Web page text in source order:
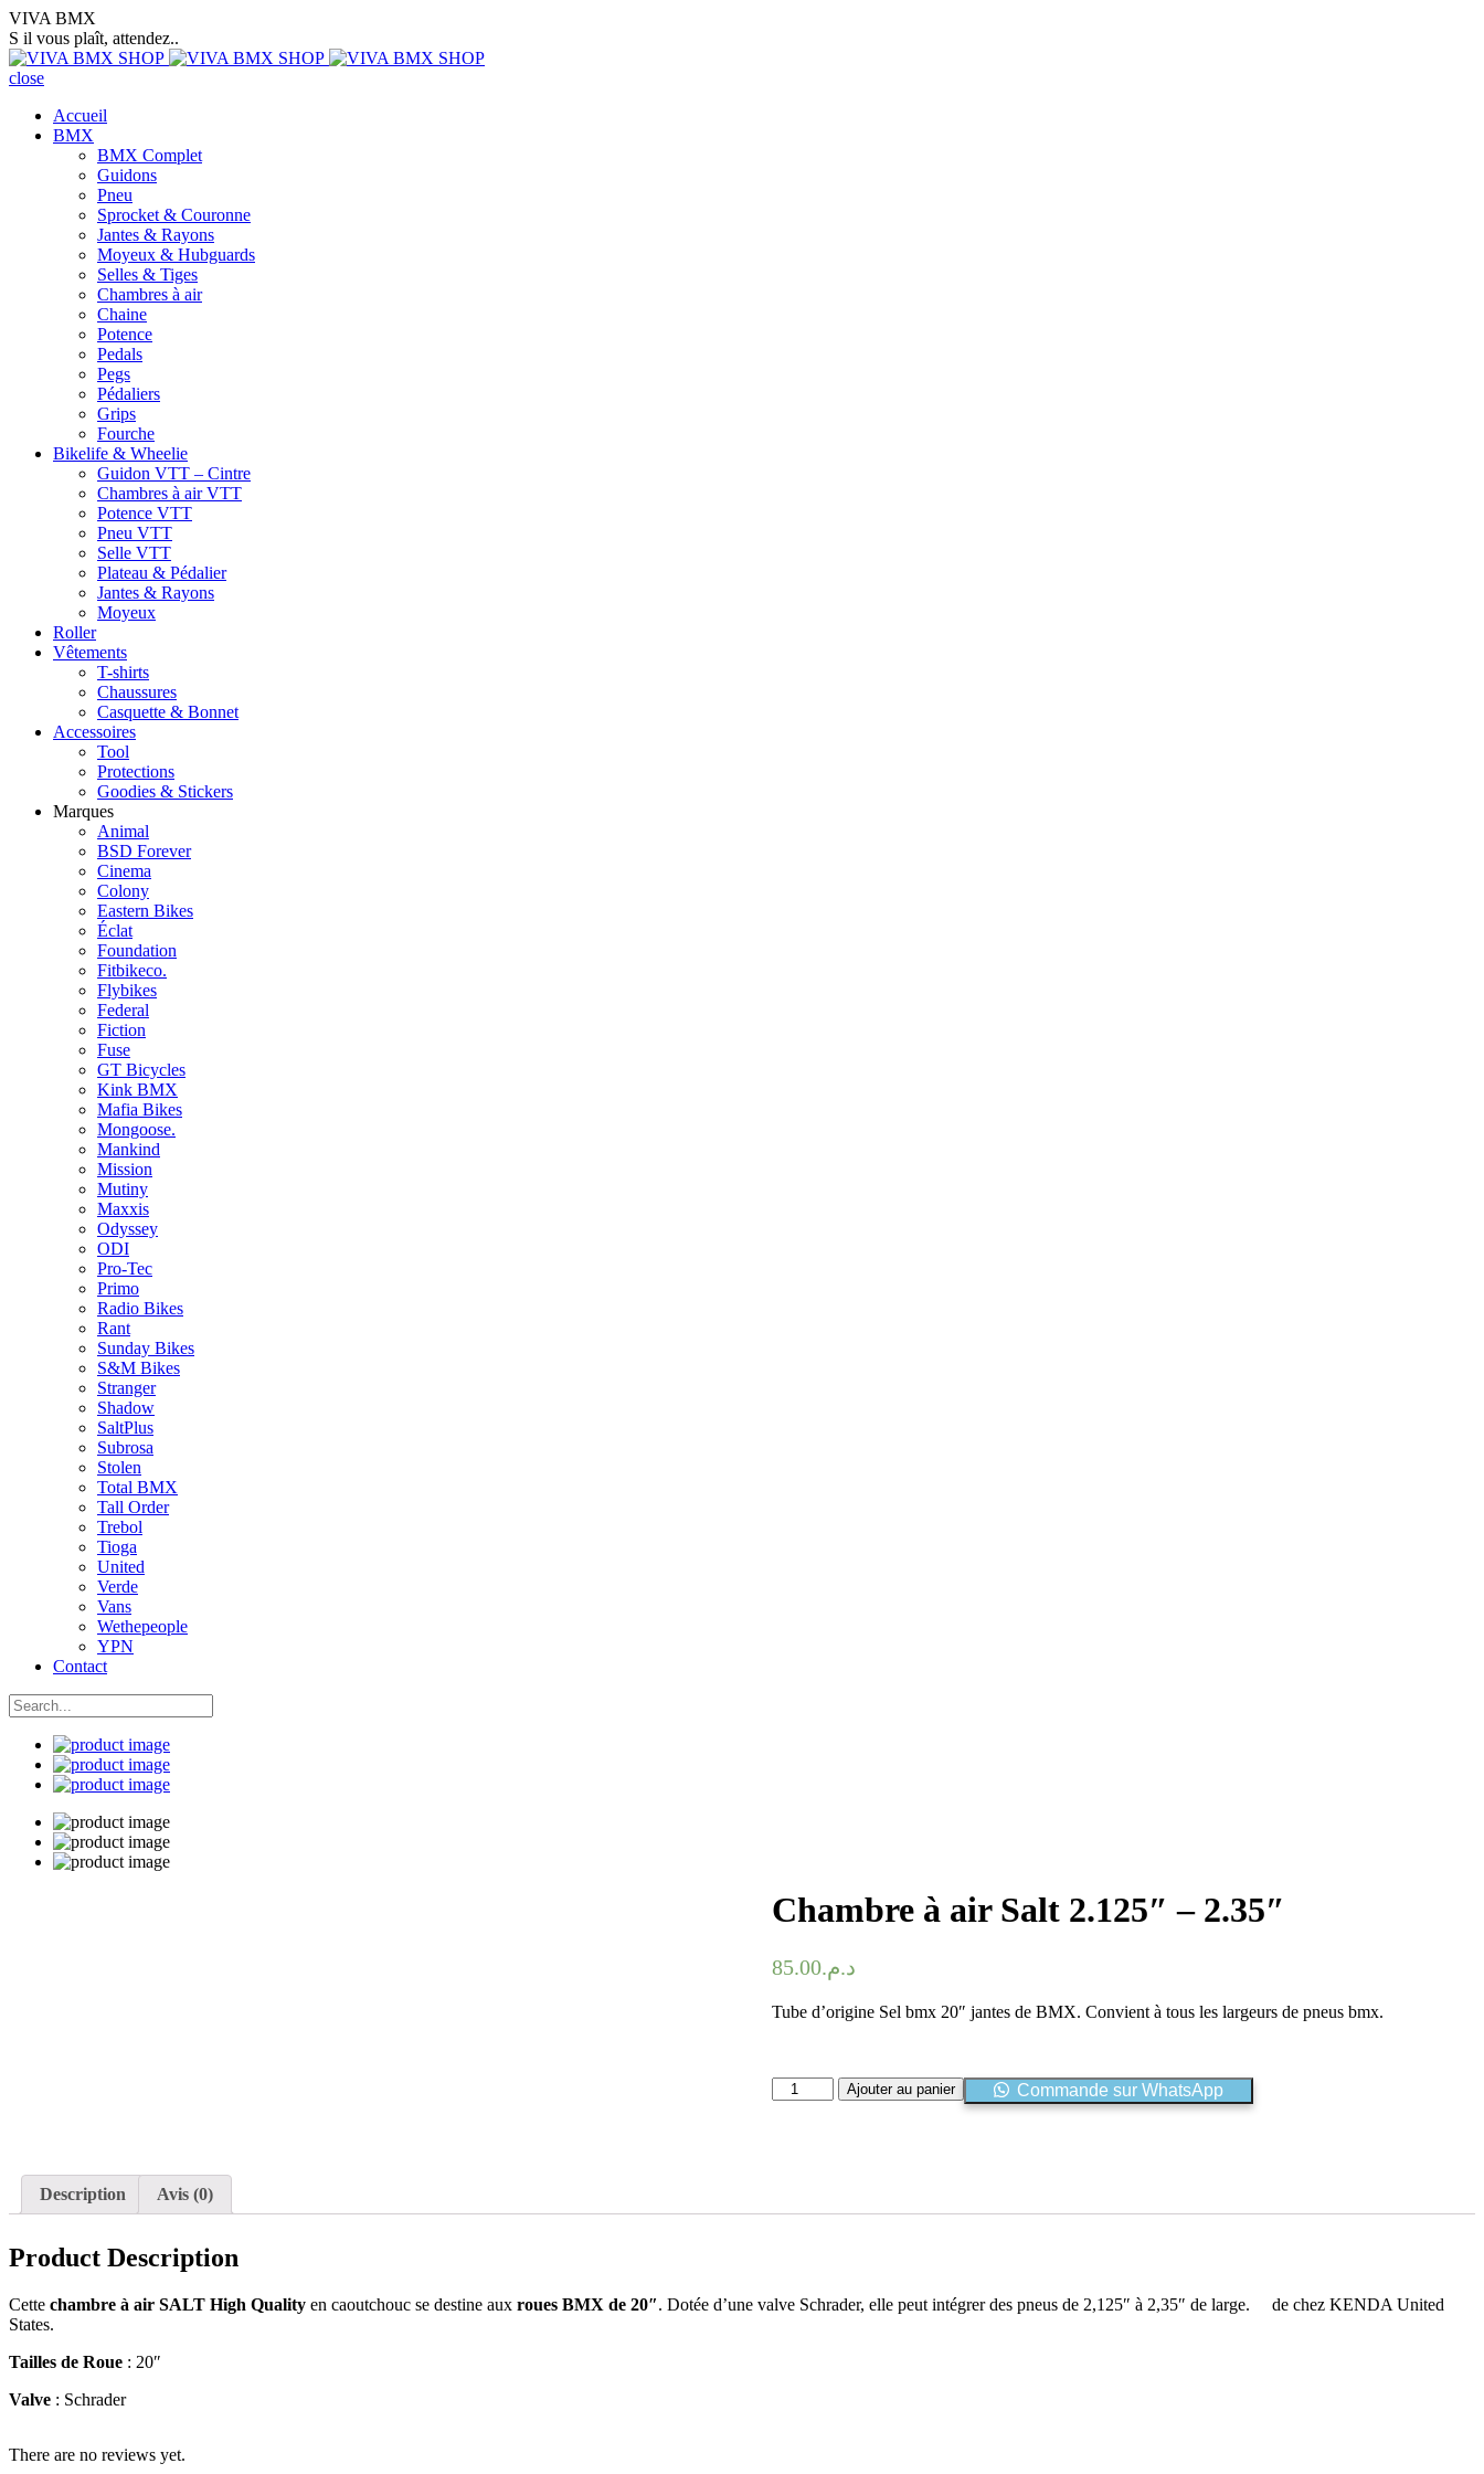
VIVA BMX
S il vous plaît, attendez..
close
Accueil
BMX
BMX Complet
Guidons
Pneu
Sprocket & Couronne
Jantes & Rayons
Moyeux & Hubguards
Selles & Tiges
Chambres à air
Chaine
Potence
Pedals
Pegs
Pédaliers
Grips
Fourche
Bikelife & Wheelie
Guidon VTT – Cintre
Chambres à air VTT
Potence VTT
Pneu VTT
Selle VTT
Plateau & Pédalier
Jantes & Rayons
Moyeux
Roller
Vêtements
T-shirts
Chaussures
Casquette & Bonnet
Accessoires
Tool
Protections
Goodies & Stickers
Marques
Animal
BSD Forever
Cinema
Colony
Eastern Bikes
Éclat
Foundation
Fitbikeco.
Flybikes
Federal
Fiction
Fuse
GT Bicycles
Kink BMX
Mafia Bikes
Mongoose.
Mankind
Mission
Mutiny
Maxxis
Odyssey
ODI
Pro-Tec
Primo
Radio Bikes
Rant
Sunday Bikes
S&M Bikes
Stranger
Shadow
SaltPlus
Subrosa
Stolen
Total BMX
Tall Order
Trebol
Tioga
United
Verde
Vans
Wethepeople
YPN
Contact
Chambre à air Salt 2.125″ – 2.35″
د.م.85.00
Tube d’origine Sel bmx 20″ jantes de BMX. Convient à tous les largeurs de pneus bmx.
Ajouter au panier Commande sur WhatsApp
Description Avis (0)
Product Description
Cette chambre à air SALT High Quality en caoutchouc se destine aux roues BMX de 20″. Dotée d’une valve Schrader, elle peut intégrer des pneus de 2,125″ à 2,35″ de large. de chez KENDA United
States.
Tailles de Roue : 20″
Valve : Schrader
There are no reviews yet.